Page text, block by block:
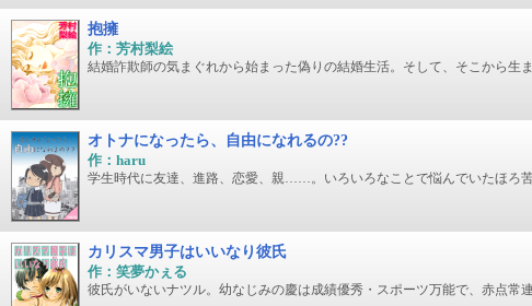
抱擁
作：芳村梨絵
結婚詐欺師の気まぐれから始まった偽りの結婚生活。そして、そこから生
オトナになったら、自由になれるの??
作：haru
学生時代に友達、進路、恋愛、親……。いろいろなことで悩んでいたほろ苦
カリスマ男子はいいなり彼氏
作：笑夢かぇる
彼氏がいないナツル。幼なじみの慶は成績優秀・スポーツ万能で、赤点